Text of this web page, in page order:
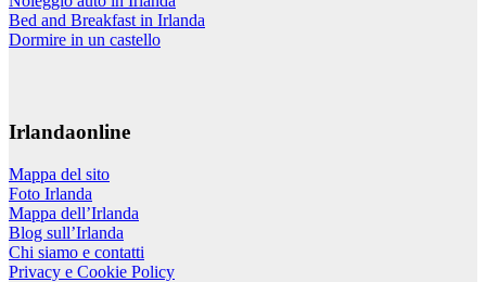
Bed and Breakfast in Irlanda
Dormire in un castello
Irlandaonline
Mappa del sito
Foto Irlanda
Mappa dell’Irlanda
Blog sull’Irlanda
Chi siamo e contatti
Privacy e Cookie Policy